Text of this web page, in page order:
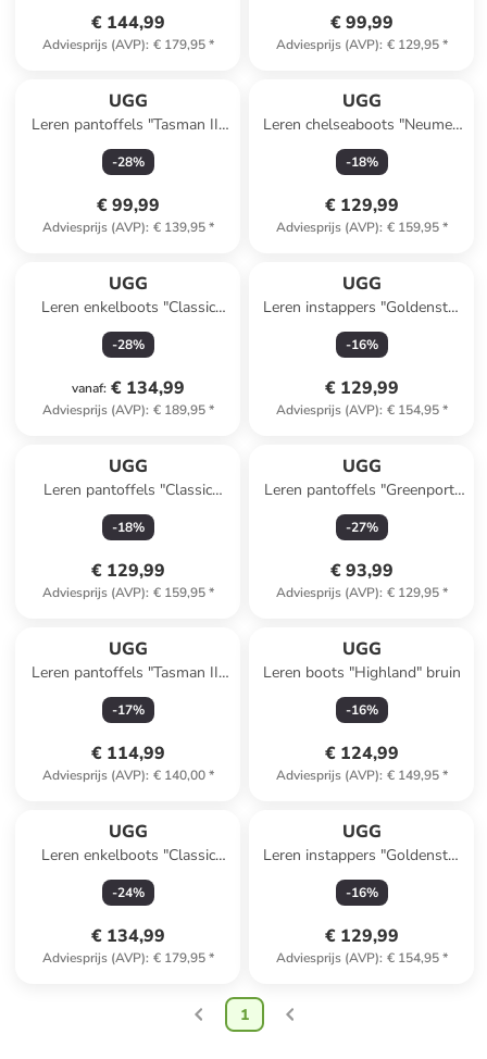
€ 144,99
Adviesprijs (AVP): € 179,95*
€ 99,99
Adviesprijs (AVP): € 129,95*
UGG
Leren pantoffels "Tasman II"
zwart
-28%
€ 99,99
Adviesprijs (AVP): € 139,95*
UGG
Leren chelseaboots "Neumel"
zwart
-18%
€ 129,99
Adviesprijs (AVP): € 159,95*
UGG
Leren enkelboots "Classic
Ultra Mini" zwart
-28%
vanaf: € 134,99
Adviesprijs (AVP): € 189,95*
UGG
Leren instappers "Goldenstar
Jane" beige
-16%
€ 129,99
Adviesprijs (AVP): € 154,95*
UGG
Leren pantoffels "Classic
Micro" lichtbruin
-18%
€ 129,99
Adviesprijs (AVP): € 159,95*
UGG
Leren pantoffels "Greenport"
lichtbruin
-27%
€ 93,99
Adviesprijs (AVP): € 129,95*
UGG
Leren pantoffels "Tasman II"
bruin
-17%
€ 114,99
Adviesprijs (AVP): € 140,00*
UGG
Leren boots "Highland" bruin
-16%
€ 124,99
Adviesprijs (AVP): € 149,95*
UGG
Leren enkelboots "Classic
Ultra Mini" paars
-24%
€ 134,99
Adviesprijs (AVP): € 179,95*
UGG
Leren instappers "Goldenstar
Jane" lichtbruin
-16%
€ 129,99
Adviesprijs (AVP): € 154,95*
1